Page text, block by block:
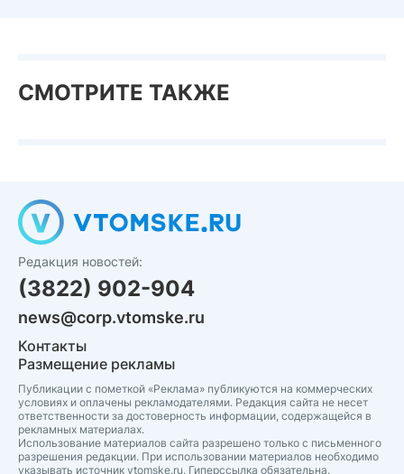
СМОТРИТЕ ТАКЖЕ
Редакция новостей:
(3822) 902-904
news@corp.vtomske.ru
Контакты
Размещение рекламы
Публикации с пометкой «Реклама» публикуются на коммерческих
условиях и оплачены рекламодателями. Редакция сайта не несет
ответственности за достоверность информации, содержащейся в
рекламных материалах.
Использование материалов сайта разрешено только с письменного
разрешения редакции. При использовании материалов необходимо
указывать источник vtomske.ru. Гиперссылка обязательна.